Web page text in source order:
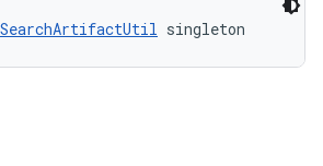
SearchArtifactUtil singleton